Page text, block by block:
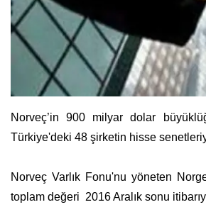
Norveç’in 900 milyar dolar
Türkiye'deki 48 şirketin hisse
Norveç Varlık Fonu'nu yöneten
toplam değeri 2016 Aralık sonu